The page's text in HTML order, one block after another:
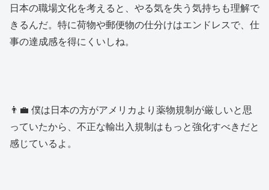
日本の職場文化を考えると、やる気を失う気持ちも理解で
きるんだ。特に荷物や郵便物の仕分けはエンドレスで、仕
事の達成感を得にくいしね。
👨‍💼 僕は日本の方がアメリカより薬物規制が厳しいと思
っていたから、不正な輸出入規制はもっと強化すべきだと
感じているよ。